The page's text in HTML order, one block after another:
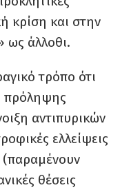
κρίση και στην
ως άλλοθι.
τρόπο ότι
πρόληψης
αντιπυρικών
ελλείψεις
(παραμένουν
θέσεις